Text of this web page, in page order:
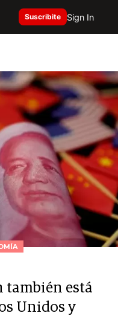
Suscribite Sign In
también está
Unidos y